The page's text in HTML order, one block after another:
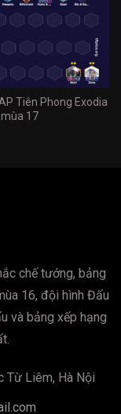
Tiên Phong Exodia
mùa 17
chế tướng, bảng
16, đội hình Đấu
và bảng xếp hạng
Từ Liêm, Hà Nội